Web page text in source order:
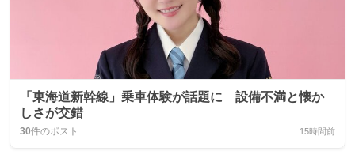
「東海道新幹線」乗車体験が話題に 設備不満と懐か
しさが交錯
30件のポスト 15時間前